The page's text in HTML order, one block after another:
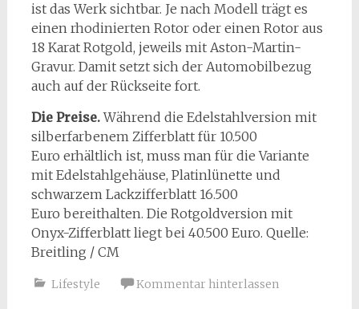
ist das Werk sichtbar. Je nach Modell trägt es
einen rhodinierten Rotor oder einen Rotor aus
18 Karat Rotgold, jeweils mit Aston-Martin-
Gravur. Damit setzt sich der Automobilbezug
auch auf der Rückseite fort.
Die Preise.Während die Edelstahlversion mit
silberfarbenem Zifferblatt für 10.500
Euro erhältlich ist, muss man für die Variante
mit Edelstahlgehäuse, Platinlünette und
schwarzem Lackzifferblatt 16.500
Euro bereithalten. Die Rotgoldversion mit
Onyx-Zifferblatt liegt bei 40.500 Euro. Quelle:
Breitling / CM
Lifestyle Kommentar hinterlassen